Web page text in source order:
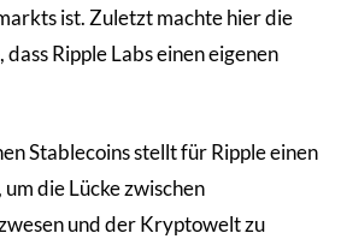
ist. Zuletzt machte hier die
Ripple Labs einen eigenen
Stablecoins stellt für Ripple einen
die Lücke zwischen
und der Kryptowelt zu